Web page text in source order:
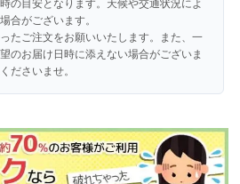
の目安となります。天候や交通状況によ
合がございます。
たご注文をお願いいたします。また、一
のお届け日時に添えない場合がございま
ださいませ。